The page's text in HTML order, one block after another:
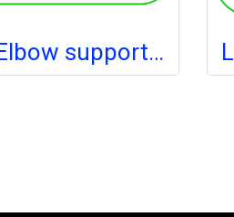
LP Elbow support / Arm Sleeve ที่รัดข้อศอก (668) สีดำ